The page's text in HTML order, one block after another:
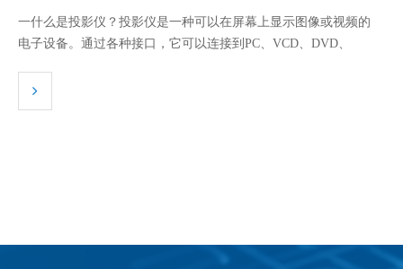
一什么是投影仪？投影仪是一种可以在屏幕上显示图像或视频的
电子设备。通过各种接口，它可以连接到PC、VCD、DVD、
影仪类似，投影仪主要由光学系统、通风设备和电路组成，但它
也采用凸透镜成像原理来创建投影。在…